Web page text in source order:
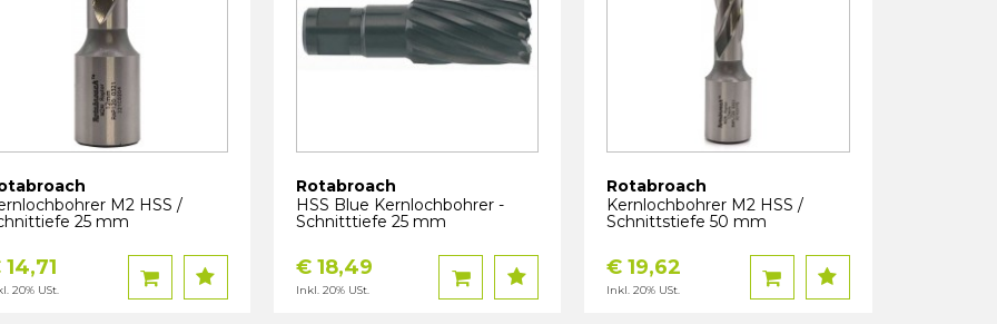
M2 HSS /
25 mm
20% USt.
Rotabroach
HSS Blue Kernlochbohrer -
Schnitttiefe 25 mm
€ 18,49
Inkl. 20% USt.
Rotabroach
Kernlochbohrer M2 HSS /
Schnittstiefe 50 mm
€ 19,62
Inkl. 20% USt.